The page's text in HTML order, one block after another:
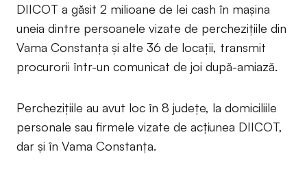
DIICOT a găsit 2 milioane de lei cash în mașina
uneia dintre persoanele vizate de perchezițiile din
Vama Constanța și alte 36 de locații, transmit
procurorii într-un comunicat de joi după-amiază.
Perchezițiile au avut loc în 8 județe, la domiciliile
personale sau firmele vizate de acțiunea DIICOT,
dar și în Vama Constanța.